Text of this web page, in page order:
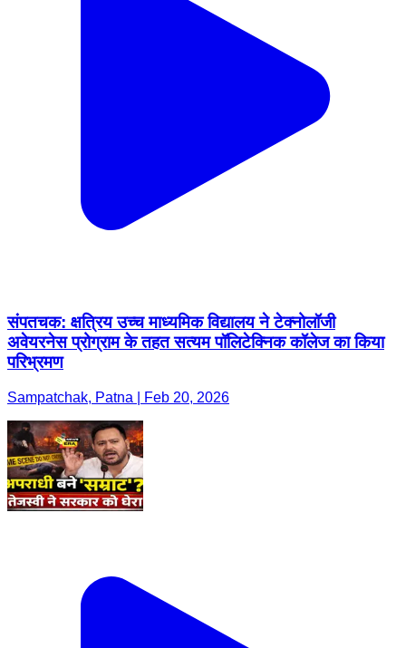
संपतचक: क्षत्रिय उच्च माध्यमिक विद्यालय ने टेक्नोलॉजी
अवेयरनेस प्रोग्राम के तहत सत्यम पॉलिटेक्निक कॉलेज का किया
परिभ्रमण
Sampatchak, Patna | Feb 20, 2026